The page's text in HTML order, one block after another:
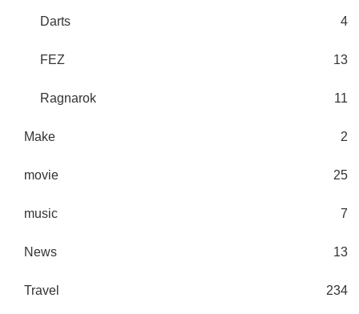
Darts 4
FEZ 13
Ragnarok 11
Make 2
movie 25
music 7
News 13
Travel 234